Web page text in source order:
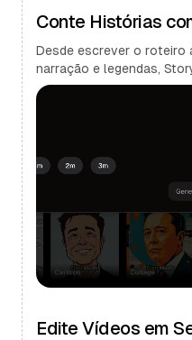
Conte Histórias
Desde escrever o roteiro
narração e legendas,
Edite Vídeos em